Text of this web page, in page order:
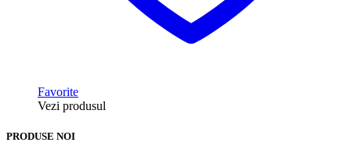
Favorite
Vezi produsul
PRODUSE NOI